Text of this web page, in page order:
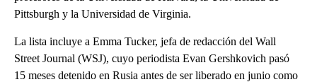
Pittsburgh y la Universidad de Virginia.
La lista incluye a Emma Tucker, jefa de redacción del Wall
Street Journal (WSJ), cuyo periodista Evan Gershkovich pasó
15 meses detenido en Rusia antes de ser liberado en junio como